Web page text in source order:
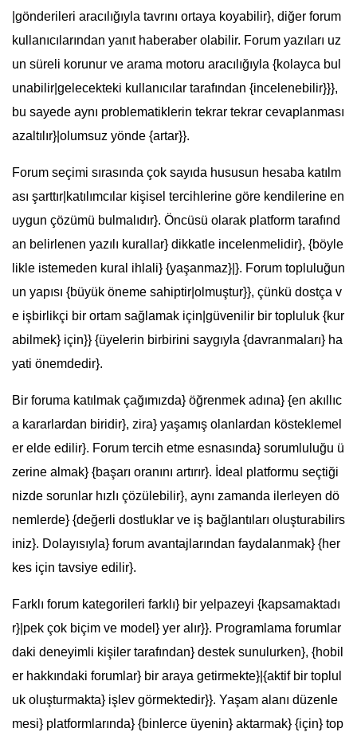
|gönderileri aracılığıyla tavrını ortaya koyabilir}, diğer forum
kullanıcılarından yanıt haberaber olabilir. Forum yazıları uz
un süreli korunur ve arama motoru aracılığıyla {kolayca bul
unabilir|gelecekteki kullanıcılar tarafından {incelenebilir}}},
bu sayede aynı problematiklerin tekrar tekrar cevaplanması
azaltılır}|olumsuz yönde {artar}}.
Forum seçimi sırasında çok sayıda hususun hesaba katılm
ası şarttır|katılımcılar kişisel tercihlerine göre kendilerine en
uygun çözümü bulmalıdır}. Öncüsü olarak platform tarafınd
an belirlenen yazılı kurallar} dikkatle incelenmelidir}, {böyle
likle istemeden kural ihlali} {yaşanmaz}|}. Forum topluluğun
un yapısı {büyük öneme sahiptir|olmuştur}}, çünkü dostça v
e işbirlikçi bir ortam sağlamak için|güvenilir bir topluluk {kur
abilmek} için}} {üyelerin birbirini saygıyla {davranmaları} ha
yati önemdedir}.
Bir foruma katılmak çağımızda} öğrenmek adına} {en akıllıc
a kararlardan biridir}, zira} yaşamış olanlardan kösteklemel
er elde edilir}. Forum tercih etme esnasında} sorumluluğu ü
zerine almak} {başarı oranını artırır}. İdeal platformu seçtiği
nizde sorunlar hızlı çözülebilir}, aynı zamanda ilerleyen dö
nemlerde} {değerli dostluklar ve iş bağlantıları oluşturabilirs
iniz}. Dolayısıyla} forum avantajlarından faydalanmak} {her
kes için tavsiye edilir}.
Farklı forum kategorileri farklı} bir yelpazeyi {kapsamaktadı
r}|pek çok biçim ve model} yer alır}}. Programlama forumlar
daki deneyimli kişiler tarafından} destek sunulurken}, {hobil
er hakkındaki forumlar} bir araya getirmekte}|{aktif bir toplul
uk oluşturmakta} işlev görmektedir}}. Yaşam alanı düzenle
mesi} platformlarında} {binlerce üyenin} aktarmak} {için} top